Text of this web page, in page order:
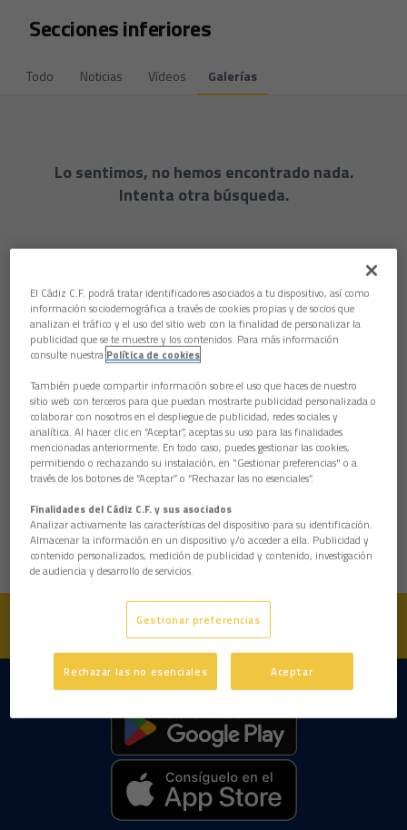
Secciones inferiores
Todo Noticias Vídeos Galerías
Lo sentimos, no hemos encontrado nada.
Intenta otra búsqueda.
DESCARGAR LA APP AHORA
El Cádiz C.F. podrá tratar identificadores asociados a tu dispositivo, así como
información sociodemográfica a través de cookies propias y de socios que
analizan el tráfico y el uso del sitio web con la finalidad de personalizar la
publicidad que se te muestre y los contenidos. Para más información
consulte nuestra Política de cookies
También puede compartir información sobre el uso que haces de nuestro
sitio web con terceros para que puedan mostrarte publicidad personalizada o
colaborar con nosotros en el despliegue de publicidad, redes sociales y
analítica. Al hacer clic en “Aceptar”, aceptas su uso para las finalidades
mencionadas anteriormente. En todo caso, puedes gestionar las cookies,
permitiendo o rechazando su instalación, en "Gestionar preferencias" o a
través de los botones de “Aceptar” o “Rechazar las no esenciales”.
Finalidades del Cádiz C.F. y sus asociados
Analizar activamente las características del dispositivo para su identificación.
Almacenar la información en un dispositivo y/o acceder a ella. Publicidad y
contenido personalizados, medición de publicidad y contenido, investigación
de audiencia y desarrollo de servicios.
Gestionar preferencias
Rechazar las no esenciales Aceptar